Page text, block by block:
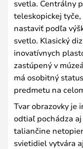
svetla. Centrálny
teleskopickej
nastaviť podľa
svetlo. Klasický
inovatívnych
zastúpený v
má osobitný
predmetu na
Tvar obrazovky je
odtiaľ pochádza
taliančine
svietidiel vytvára